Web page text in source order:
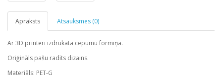
Apraksts Atsauksmes (0)
Ar 3D printeri izdrukāta cepumu formiņa.
Oriģināls pašu radīts dizains.
Materiāls: PET-G